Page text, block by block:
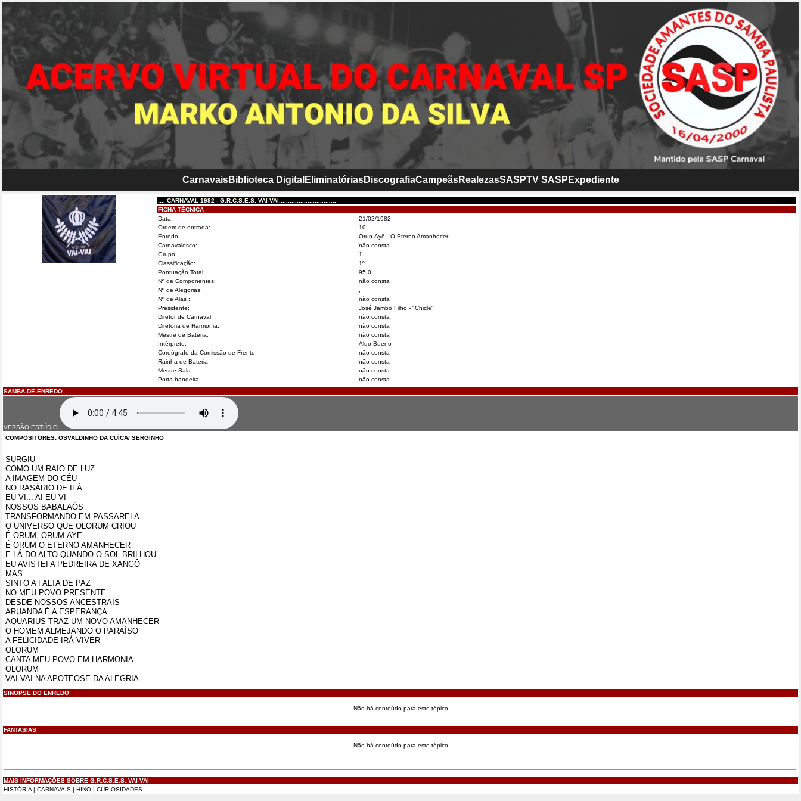
CarnavaisBiblioteca Digital EliminatóriasDiscografiaCampeãsRealezasSASPTV SASP Expediente
::.. CARNAVAL 1982 - G.R.C.S.E.S. VAI-VAI................................
FICHA TÉCNICA
Data:
21/02/1982
Ordem de entrada:
10
Enredo:
Orun-Ayê - O Eterno Amanhecer
Carnavalesco:
não consta
Grupo:
1
Classificação:
1º
Pontuação Total:
95,0
Nº de Componentes:
não consta
Nº de Alegorias :
Nº de Alas :
não consta
Presidente:
José Jambo Filho - "Chiclé"
Diretor de Carnaval:
não consta
Diretoria de Harmonia:
não consta
Mestre de Bateria:
não consta
Intérprete:
Aldo Bueno
Coreógrafo da Comissão de Frente:
não consta
Rainha de Bateria:
não consta
Mestre-Sala:
não consta
Porta-bandeira:
não consta
SAMBA-DE-ENREDO
VERSÃO ESTÚDIO
COMPOSITORES: OSVALDINHO DA CUÍCA/ SERGINHO
SURGIU
COMO UM RAIO DE LUZ
A IMAGEM DO CÉU
NO RASÁRIO DE IFÁ
EU VI... AI EU VI
NOSSOS BABALAÔS
TRANSFORMANDO EM PASSARELA
O UNIVERSO QUE OLORUM CRIOU
É ORUM, ORUM-AYE
É ORUM O ETERNO AMANHECER
E LÁ DO ALTO QUANDO O SOL BRILHOU
EU AVISTEI A PEDREIRA DE XANGÔ
MAS...
SINTO A FALTA DE PAZ
NO MEU POVO PRESENTE
DESDE NOSSOS ANCESTRAIS
ARUANDA É A ESPERANÇA
AQUARIUS TRAZ UM NOVO AMANHECER
O HOMEM ALMEJANDO O PARAÍSO
A FELICIDADE IRÁ VIVER
OLORUM
CANTA MEU POVO EM HARMONIA
OLORUM
VAI-VAI NA APOTEOSE DA ALEGRIA.
SINOPSE DO ENREDO
Não há conteúdo para este tópico
FANTASIAS
Não há conteúdo para este tópico
MAIS INFORMAÇÕES SOBRE G.R.C.S.E.S. VAI-VAI
HISTÓRIA | CARNAVAIS | HINO | CURIOSIDADES